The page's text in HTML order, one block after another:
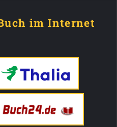
im Internet